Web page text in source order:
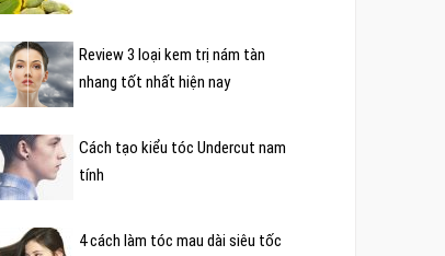
Review 3 loại kem trị nám tàn
nhang tốt nhất hiện nay
Cách tạo kiểu tóc Undercut nam
tính
4 cách làm tóc mau dài siêu tốc